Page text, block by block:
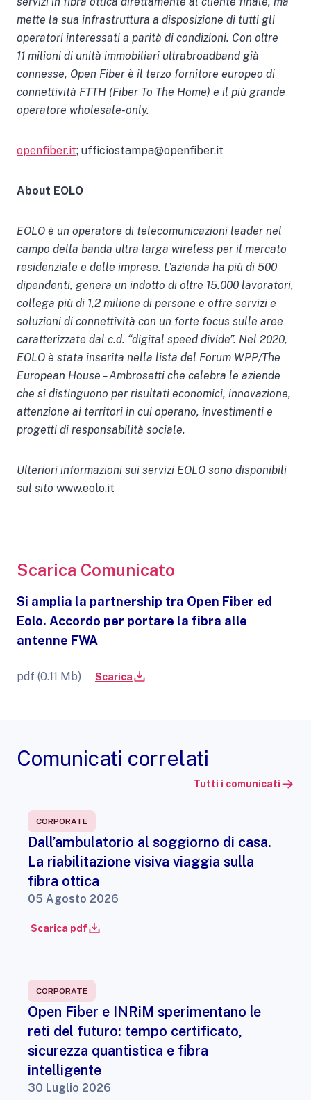
mette la sua infrastruttura a disposizione di tutti gli
operatori interessati a parità di condizioni. Con oltre
11 milioni di unità immobiliari ultrabroadband già
connesse, Open Fiber è il terzo fornitore europeo di
connettività FTTH (Fiber To The Home) e il più grande
operatore wholesale-only.
openfiber.it; ufficiostampa@openfiber.it
About EOLO
EOLO è un operatore di telecomunicazioni leader nel
campo della banda ultra larga wireless per il mercato
residenziale e delle imprese. L’azienda ha più di 500
dipendenti, genera un indotto di oltre 15.000 lavoratori,
collega più di 1,2 milione di persone e offre servizi e
soluzioni di connettività con un forte focus sulle aree
caratterizzate dal c.d. “digital speed divide”. Nel 2020,
EOLO è stata inserita nella lista del Forum WPP/The
European House – Ambrosetti che celebra le aziende
che si distinguono per risultati economici, innovazione,
attenzione ai territori in cui operano, investimenti e
progetti di responsabilità sociale.
Ulteriori informazioni sui servizi EOLO sono disponibili
sul sito www.eolo.it
Scarica Comunicato
Si amplia la partnership tra Open Fiber ed
Eolo. Accordo per portare la fibra alle
antenne FWA
pdf (0.11 Mb) Scarica
Comunicati correlati
Tutti i comunicati
CORPORATE
Dall’ambulatorio al soggiorno di casa.
La riabilitazione visiva viaggia sulla
fibra ottica
05 Agosto 2026
Scarica pdf
CORPORATE
Open Fiber e INRiM sperimentano le
reti del futuro: tempo certificato,
sicurezza quantistica e fibra
intelligente
30 Luglio 2026